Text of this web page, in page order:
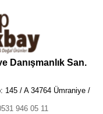
Danışmanlık San.
145 / A 34764 Ümraniye /
946 05 11